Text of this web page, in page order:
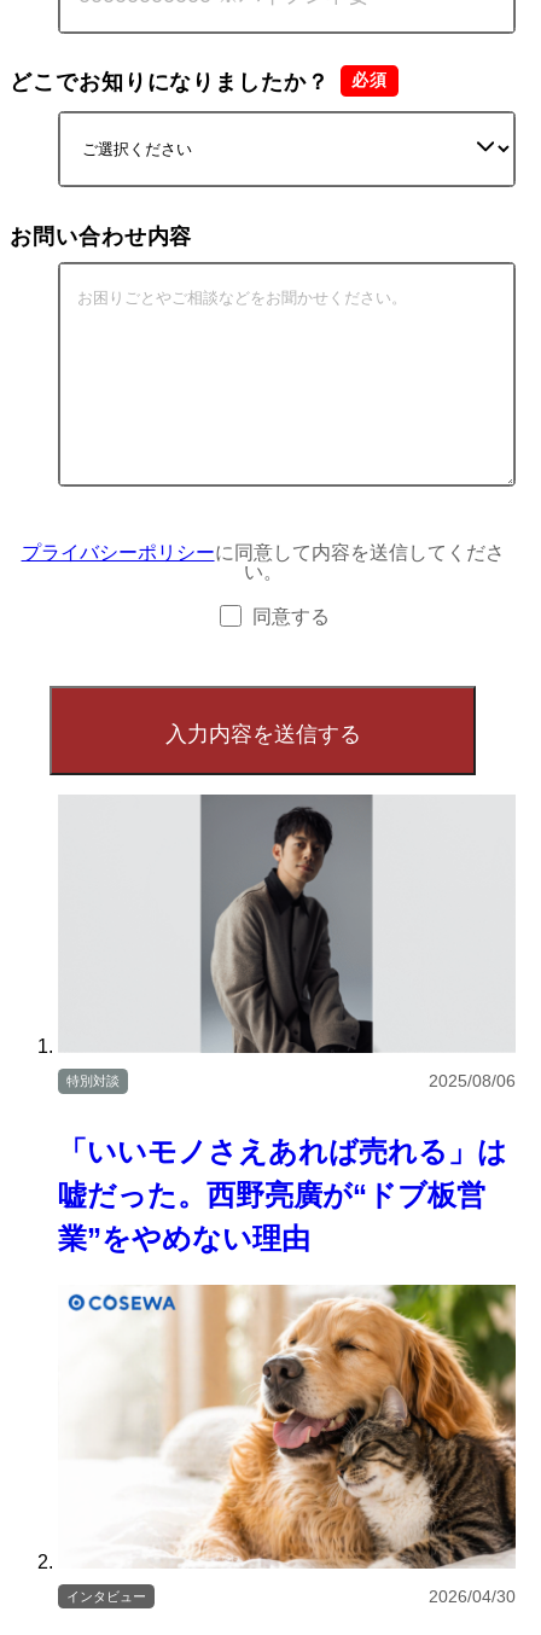
どこでお知りになりましたか？
お問い合わせ内容
プライバシーポリシーに同意して内容を送信してくださ
い。
同意する
「いいモノさえあれば売れる」は
嘘だった。西野亮廣が“ドブ板営
業”をやめない理由
特別対談 2025/08/06
インタビュー 2026/04/30